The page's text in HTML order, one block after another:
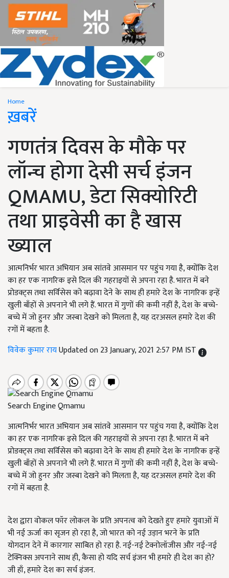
Home
ख़बरें
गणतंत्र दिवस के मौके पर
लॉन्च होगा देसी सर्च इंजन
QMAMU, डेटा सिक्योरिटी
तथा प्राइवेसी का है खास
ख्याल
आत्मनिर्भर भारत अभियान अब सांतवे आसमान पर पहुंच गया है, क्योंकि देश
का हर एक नागरिक इसे दिल की गहराइयों से अपना रहा है. भारत में बने
प्रोडक्ट्स तथा सर्विसेस को बढ़ावा देने के साथ ही हमारे देश के नागरिक इन्हें
खुली बाँहों से अपनाने भी लगे हैं. भारत में गुणों की कमी नहीं है, देश के बच्चे-
बच्चे में जो हुनर और जस्बा देखने को मिलता है, यह दरअसल हमारे देश की
रगों में बहता है.
विवेक कुमार रायUpdated on 23 January, 2021 2:57 PM IST
Search Engine Qmamu
आत्मनिर्भर भारत अभियान अब सांतवे आसमान पर पहुंच गया है, क्योंकि देश
का हर एक नागरिक इसे दिल की गहराइयों से अपना रहा है. भारत में बने
प्रोडक्ट्स तथा सर्विसेस को बढ़ावा देने के साथ ही हमारे देश के नागरिक इन्हें
खुली बाँहों से अपनाने भी लगे हैं. भारत में गुणों की कमी नहीं है, देश के बच्चे-
बच्चे में जो हुनर और जस्बा देखने को मिलता है, यह दरअसल हमारे देश की
रगों में बहता है.
देश द्वारा वोकल फॉर लोकल के प्रति अपनत्व को देखते हुए हमारे युवाओं में
भी नई ऊर्जा का सृजन हो रहा है, जो भारत को नई उड़ान भरने के प्रति
योगदान देने में कारगार साबित हो रहा है. नई-नई टेक्नोलॉजीस और नई-नई
टेक्निक्स अपनाने साथ ही, कैसा हो यदि सर्च इंजन भी हमारे ही देश का हो?
जी हाँ, हमारे देश का सर्च इंजन.